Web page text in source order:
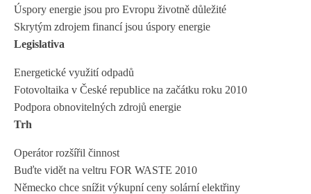
Úspory energie jsou pro Evropu životně důležité
Skrytým zdrojem financí jsou úspory energie
Legislativa
Energetické využití odpadů
Fotovoltaika v České republice na začátku roku 2010
Podpora obnovitelných zdrojů energie
Trh
Operátor rozšířil činnost
Buďte vidět na veltru FOR WASTE 2010
Německo chce snížit výkupní ceny solární elektřiny